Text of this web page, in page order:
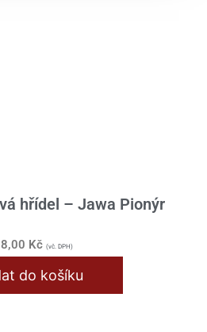
hřídel – Jawa Pionýr
Kč (vč. DPH)
do košíku